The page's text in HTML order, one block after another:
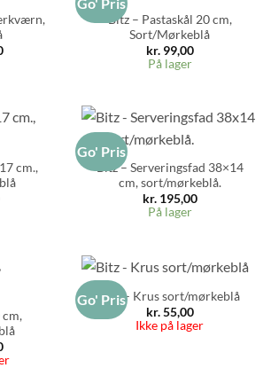
Bitz – Pastaskål 20 cm,
Sort/Mørkeblå
kr.99,00
På lager
cm.,
Go' Pris
Bitz – Serveringsfad 38×14
cm, sort/mørkeblå.
kr.195,00
På lager
cm,
Go' PrisBitz – Krus sort/mørkeblå
kr.55,00
Ikke på lager